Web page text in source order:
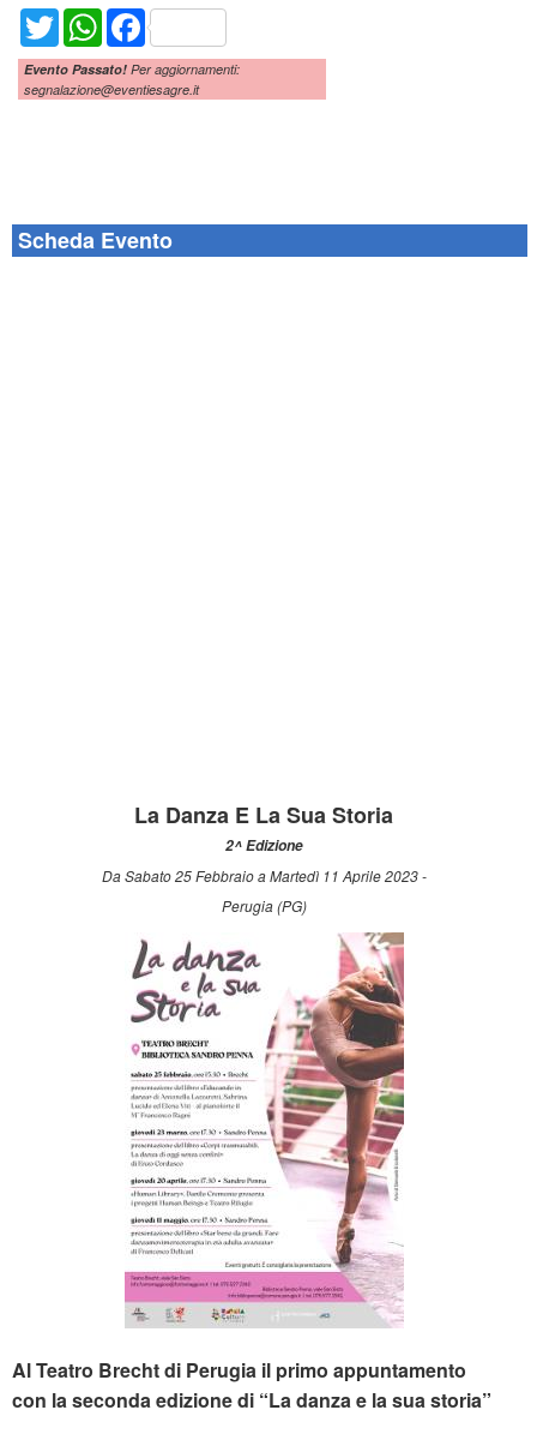
Twitter WhatsAppFacebook
Evento Passato! Per aggiornamenti:
segnalazione@eventiesagre.it
Scheda Evento
La Danza E La Sua Storia
2^ Edizione
Da Sabato 25 Febbraio a Martedì 11 Aprile 2023 -
Perugia (PG)
Al Teatro Brecht di Perugia il primo appuntamento
con la seconda edizione di “La danza e la sua storia”